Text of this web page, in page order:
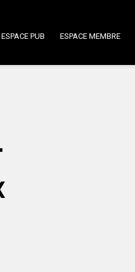
ESPACE PUB ESPACE MEMBRE